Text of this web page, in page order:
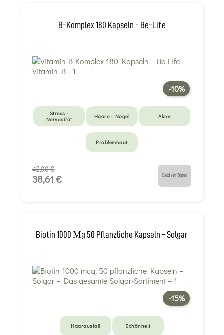
B-Komplex 180 Kapseln - Be-Life
-10%
Stress -
Nervosität
Haare - Nägel Akne
Problemhaut
42,90 €
38,61 € Bald verfügbar
Biotin 1000 Μg 50 Pflanzliche Kapseln - Solgar
-15%
Haarausfall Schönheit